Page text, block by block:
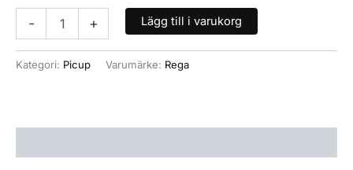
- + Lägg till i varukorg
Kategori: Picup Varumärke: Rega